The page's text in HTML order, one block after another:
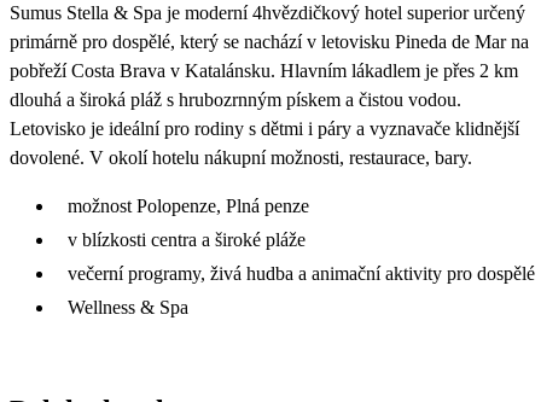
Sumus Stella & Spa je moderní 4hvězdičkový hotel superior určený
primárně pro dospělé, který se nachází v letovisku Pineda de Mar na
pobřeží Costa Brava v Katalánsku. Hlavním lákadlem je přes 2 km
dlouhá a široká pláž s hrubozrnným pískem a čistou vodou.
Letovisko je ideální pro rodiny s dětmi i páry a vyznavače klidnější
dovolené. V okolí hotelu nákupní možnosti, restaurace, bary.
možnost Polopenze, Plná penze
v blízkosti centra a široké pláže
večerní programy, živá hudba a animační aktivity pro dospělé
Wellness & Spa